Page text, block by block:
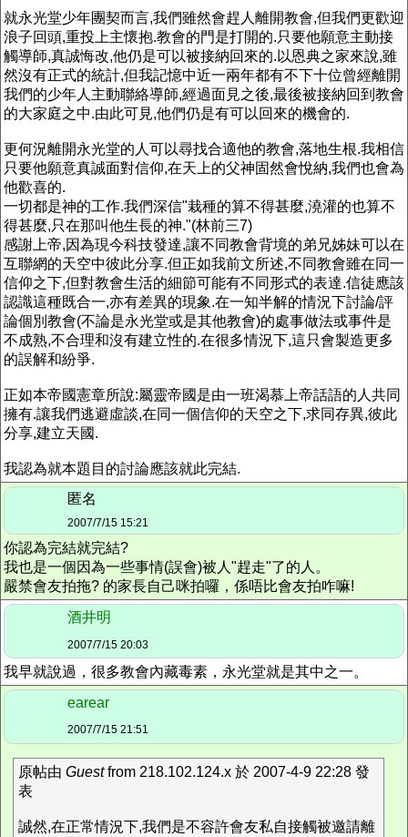
就永光堂少年團契而言,我們雖然會趕人離開教會,但我們更歡迎
浪子回頭,重投上主懷抱.教會的門是打開的.只要他願意主動接
觸導師,真誠悔改,他仍是可以被接納回來的.以恩典之家來說,雖
然沒有正式的統計,但我記憶中近一兩年都有不下十位曾經離開
我們的少年人主動聯絡導師,經過面見之後,最後被接納回到教會
的大家庭之中.由此可見,他們仍是有可以回來的機會的.
更何況離開永光堂的人可以尋找合適他的教會,落地生根.我相信
只要他願意真誠面對信仰,在天上的父神固然會悅納,我們也會為
他歡喜的.
一切都是神的工作.我們深信"栽種的算不得甚麼,澆灌的也算不
得甚麼,只在那叫他生長的神."(林前三7)
感謝上帝,因為現今科技發達,讓不同教會背境的弟兄姊妹可以在
互聯網的天空中彼此分享.但正如我前文所述,不同教會雖在同一
信仰之下,但對教會生活的細節可能有不同形式的表達.信徒應該
認識這種既合一,亦有差異的現象.在一知半解的情況下討論/評
論個別教會(不論是永光堂或是其他教會)的處事做法或事件是
不成熟,不合理和沒有建立性的.在很多情況下,這只會製造更多
的誤解和紛爭.
正如本帝國憲章所說:屬靈帝國是由一班渴慕上帝話語的人共同
擁有.讓我們逃避虛談,在同一個信仰的天空之下,求同存異,彼此
分享,建立天國.
我認為就本題目的討論應該就此完結.
匿名
2007/7/15 15:21
你認為完結就完結?
我也是一個因為一些事情(誤會)被人"趕走"了的人。
嚴禁會友拍拖? 的家長自己咪拍囉，係唔比會友拍咋嘛!
酒井明
2007/7/15 20:03
我早就說過，很多教會內藏毒素，永光堂就是其中之一。
earear
2007/7/15 21:51
原帖由 Guestfrom 218.102.124.x 於 2007-4-9 22:28 發
表
誠然,在正常情況下,我們是不容許會友私自接觸被邀請離